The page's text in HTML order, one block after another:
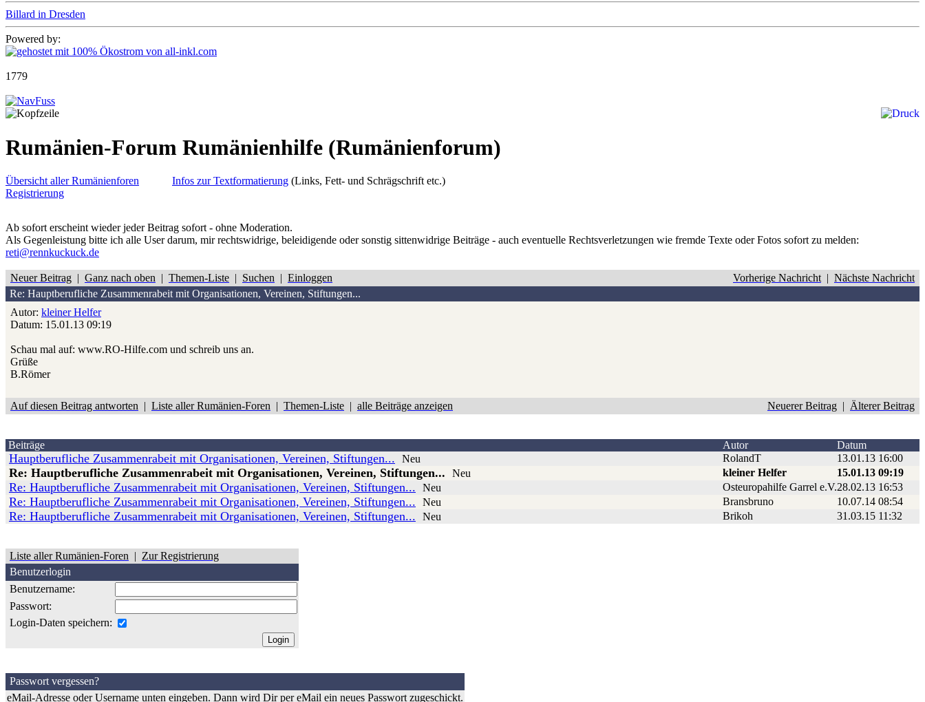
Billard in Dresden
Powered by:
1779
Rumänien-Forum Rumänienhilfe (Rumänienforum)
Übersicht aller Rumänienforen
Registrierung
Infos zur Textformatierung (Links, Fett- und Schrägschrift etc.)
Ab sofort erscheint wieder jeder Beitrag sofort - ohne Moderation.
Als Gegenleistung bitte ich alle User darum, mir rechtswidrige, beleidigende oder sonstig sittenwidrige Beiträge - auch eventuelle Rechtsverletzungen wie fremde Texte oder Fotos sofort zu melden:
reti@rennkuckuck.de
Neuer Beitrag | Ganz nach oben | Themen-Liste | Suchen | Einloggen Vorherige Nachricht | Nächste Nachricht
Re: Hauptberufliche Zusammenrabeit mit Organisationen, Vereinen, Stiftungen...
Autor: kleiner Helfer
Datum: 15.01.13 09:19
Schau mal auf: www.RO-Hilfe.com und schreib uns an.
Grüße
B.Römer
Auf diesen Beitrag antworten | Liste aller Rumänien-Foren | Themen-Liste | alle Beiträge anzeigen Neuerer Beitrag | Älterer Beitrag
Beiträge Autor Datum
Hauptberufliche Zusammenrabeit mit Organisationen, Vereinen, Stiftungen... Neu RolandT 13.01.13 16:00
Re: Hauptberufliche Zusammenrabeit mit Organisationen, Vereinen, Stiftungen... Neu kleiner Helfer 15.01.13 09:19
Re: Hauptberufliche Zusammenrabeit mit Organisationen, Vereinen, Stiftungen... Neu Osteuropahilfe Garrel e.V.28.02.13 16:53
Re: Hauptberufliche Zusammenrabeit mit Organisationen, Vereinen, Stiftungen... Neu Bransbruno 10.07.14 08:54
Re: Hauptberufliche Zusammenrabeit mit Organisationen, Vereinen, Stiftungen... Neu Brikoh 31.03.15 11:32
Liste aller Rumänien-Foren | Zur Registrierung
Benutzerlogin
Benutzername:
Passwort:
Login-Daten speichern:
Passwort vergessen?
eMail-Adresse oder Username unten eingeben. Dann wird Dir per eMail ein neues Passwort zugeschickt.